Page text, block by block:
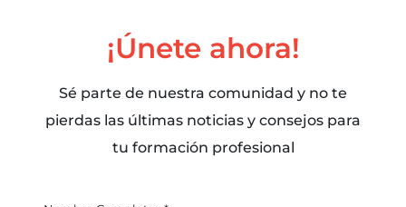
¡Únete ahora!
Sé parte de nuestra comunidad y no te
pierdas las últimas noticias y consejos para
tu formación profesional